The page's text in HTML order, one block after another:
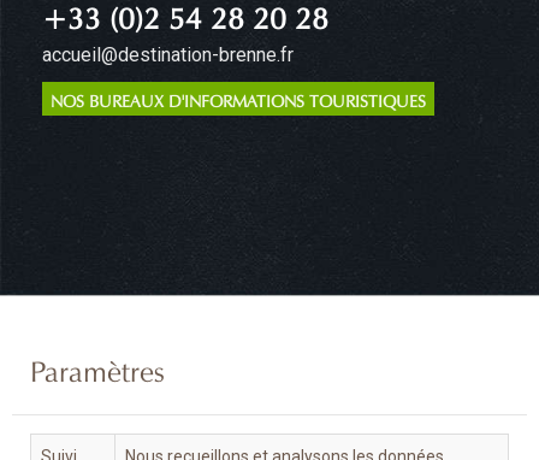
+33 (0)2 54 28 20 28
accueil@destination-brenne.fr
NOS BUREAUX D'INFORMATIONS TOURISTIQUES
Paramètres